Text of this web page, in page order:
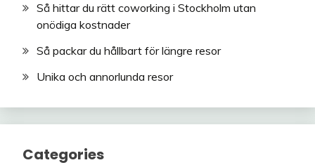
Så hittar du rätt coworking i Stockholm utan
onödiga kostnader
Så packar du hållbart för längre resor
Unika och annorlunda resor
Categories